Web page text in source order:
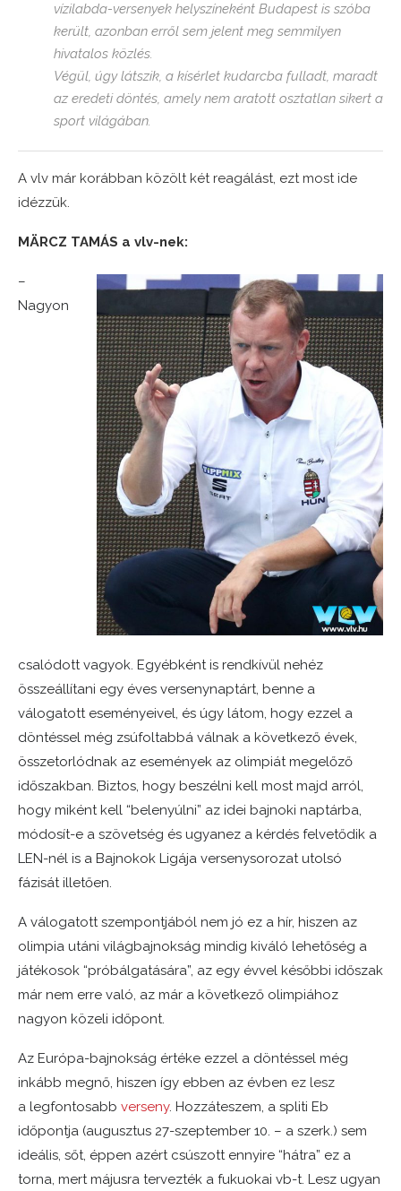
vízilabda-versenyek helyszíneként Budapest is szóba
került, azonban erről sem jelent meg semmilyen
hivatalos közlés.
Végül, úgy látszik, a kísérlet kudarcba fulladt, maradt
az eredeti döntés, amely nem aratott osztatlan sikert a
sport világában.
A vlv már korábban közölt két reagálást, ezt most ide
idézzük.
MÄRCZ TAMÁS a vlv-nek:
–
Nagyon
csalódott vagyok. Egyébként is rendkívül nehéz
összeállítani egy éves versenynaptárt, benne a
válogatott eseményeivel, és úgy látom, hogy ezzel a
döntéssel még zsúfoltabbá válnak a következő évek,
összetorlódnak az események az olimpiát megelőző
időszakban. Biztos, hogy beszélni kell most majd arról,
hogy miként kell “belenyúlni” az idei bajnoki naptárba,
módosít-e a szövetség és ugyanez a kérdés felvetődik a
LEN-nél is a Bajnokok Ligája versenysorozat utolsó
fázisát illetően.
A válogatott szempontjából nem jó ez a hír, hiszen az
olimpia utáni világbajnokság mindig kiváló lehetőség a
játékosok “próbálgatására”, az egy évvel későbbi időszak
már nem erre való, az már a következő olimpiához
nagyon közeli időpont.
Az Európa-bajnokság értéke ezzel a döntéssel még
inkább megnő, hiszen így ebben az évben ez lesz
a legfontosabb verseny. Hozzáteszem, a spliti Eb
időpontja (augusztus 27-szeptember 10. – a szerk.) sem
ideális, sőt, éppen azért csúszott ennyire “hátra” ez a
torna, mert májusra tervezték a fukuokai vb-t. Lesz ugyan